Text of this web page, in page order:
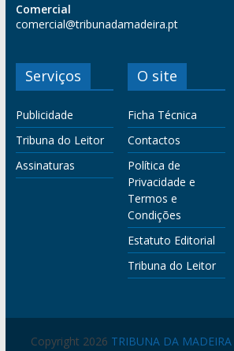
Comercial
comercial@tribunadamadeira.pt
Serviços
Publicidade
Tribuna do Leitor
Assinaturas
O site
Ficha Técnica
Contactos
Política de
Privacidade e
Termos e
Condições
Estatuto Editorial
Tribuna do Leitor
Copyright 2026 TRIBUNA DA MADEIRA